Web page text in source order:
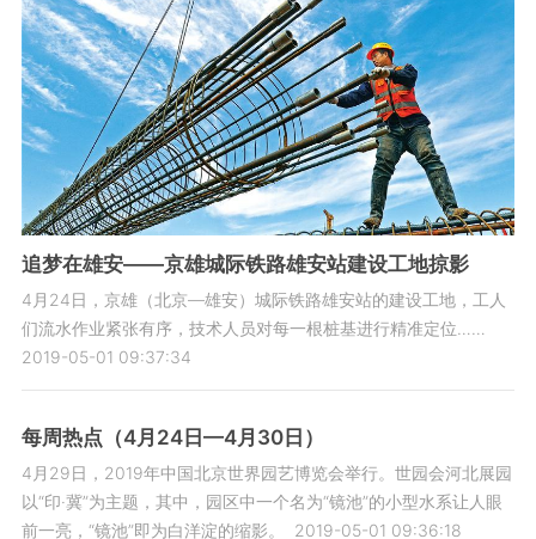
追梦在雄安——京雄城际铁路雄安站建设工地掠影
4月24日，京雄（北京—雄安）城际铁路雄安站的建设工地，工人
们流水作业紧张有序，技术人员对每一根桩基进行精准定位……
2019-05-01 09:37:34
每周热点（4月24日—4月30日）
4月29日，2019年中国北京世界园艺博览会举行。世园会河北展园
以“印·冀”为主题，其中，园区中一个名为“镜池”的小型水系让人眼
前一亮，“镜池”即为白洋淀的缩影。
2019-05-01 09:36:18